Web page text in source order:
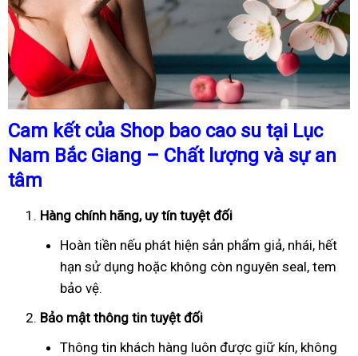
Cam kết của Shop bao cao su tại Lục
Nam Bắc Giang – Chất lượng và sự an
tâm
Hàng chính hãng, uy tín tuyệt đối
Hoàn tiền nếu phát hiện sản phẩm giả, nhái, hết
hạn sử dụng hoặc không còn nguyên seal, tem
bảo vệ.
Bảo mật thông tin tuyệt đối
Thông tin khách hàng luôn được giữ kín, không